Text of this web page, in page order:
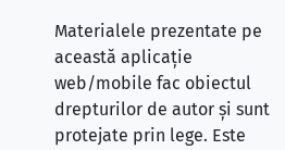
Materialele prezentate pe
această aplicație
web/mobile fac obiectul
drepturilor de autor și sunt
protejate prin lege. Este